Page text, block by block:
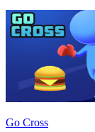
Go Cross